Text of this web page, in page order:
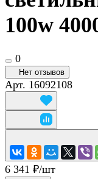
100w
0
Нет отзывов
Арт. 16092108
6 341 ₽/шт